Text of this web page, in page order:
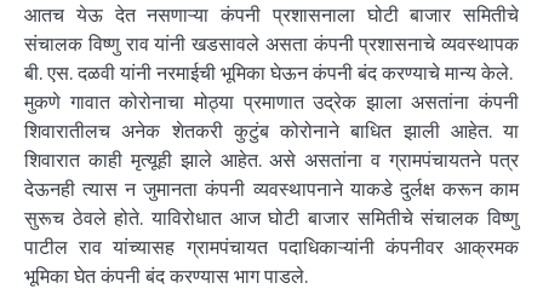
आतच येऊ देत नसणाऱ्या कंपनी प्रशासनाला घोटी बाजार समितीचे
संचालक विष्णु राव यांनी खडसावले असता कंपनी प्रशासनाचे व्यवस्थापक
बी. एस. दळवी यांनी नरमाईची भूमिका घेऊन कंपनी बंद करण्याचे मान्य केले.
मुकणे गावात कोरोनाचा मोठ्या प्रमाणात उद्रेक झाला असतांना कंपनी
शिवारातीलच अनेक शेतकरी कुटुंब कोरोनाने बाधित झाली आहेत. या
शिवारात काही मृत्यूही झाले आहेत. असे असतांना व ग्रामपंचायतने पत्र
देऊनही त्यास न जुमानता कंपनी व्यवस्थापनाने याकडे दुर्लक्ष करून काम
सुरूच ठेवले होते. याविरोधात आज घोटी बाजार समितीचे संचालक विष्णु
पाटील राव यांच्यासह ग्रामपंचायत पदाधिकाऱ्यांनी कंपनीवर आक्रमक
भूमिका घेत कंपनी बंद करण्यास भाग पाडले.